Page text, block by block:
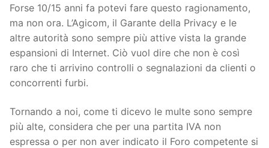
Forse 10/15 anni fa potevi fare questo ragionamento,
ma non ora. L’Agicom, il Garante della Privacy e le
altre autorità sono sempre più attive vista la grande
espansioni di Internet. Ciò vuol dire che non è così
raro che ti arrivino controlli o segnalazioni da clienti o
concorrenti furbi.
Tornando a noi, come ti dicevo le multe sono sempre
più alte, considera che per una partita IVA non
espressa o per non aver indicato il Foro competente si